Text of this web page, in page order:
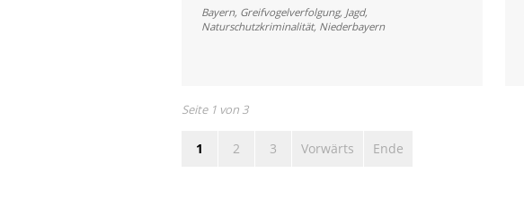
Zeichen
gegen
Bayern, Greifvogelverfolgung, Jagd,
Naturschutzkriminalität, Niederbayern
Seite 1 von 3
1 2 3 Vorwärts Ende